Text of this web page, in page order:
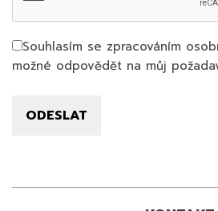
Souhlasím se zpracováním
možné odpovědět na můj